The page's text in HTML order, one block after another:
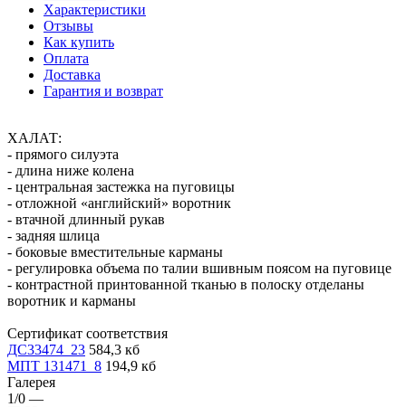
Характеристики
Отзывы
Как купить
Оплата
Доставка
Гарантия и возврат
ХАЛАТ:
- прямого силуэта
- длина ниже колена
- центральная застежка на пуговицы
- отложной «английский» воротник
- втачной длинный рукав
- задняя шлица
- боковые вместительные карманы
- регулировка объема по талии вшивным поясом на пуговице
- контрастной принтованной тканью в полоску отделаны
воротник и карманы
Сертификат соответствия
ДС33474_23 584,3 кб
МПТ 131471_8 194,9 кб
Галерея
1/0 —